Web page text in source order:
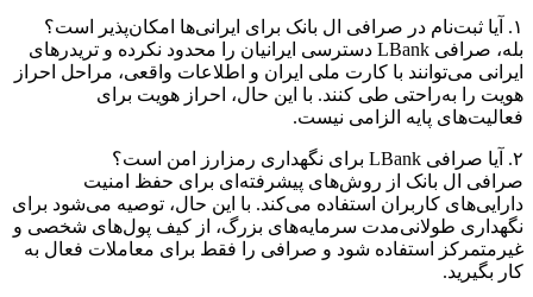
۱. آیا ثبت‌نام در صرافی ال بانک برای ایرانی‌ها امکان‌پذیر است؟
بله، صرافی LBank دسترسی ایرانیان را محدود نکرده و تریدرهای
ایرانی می‌توانند با کارت ملی ایران و اطلاعات واقعی، مراحل احراز
هویت را به‌راحتی طی کنند. با این حال، احراز هویت برای
فعالیت‌های پایه الزامی نیست.
۲. آیا صرافی LBank برای نگهداری رمزارز امن است؟
صرافی ال بانک از روش‌های پیشرفته‌ای برای حفظ امنیت
دارایی‌های کاربران استفاده می‌کند. با این حال، توصیه می‌شود برای
نگهداری طولانی‌مدت سرمایه‌های بزرگ، از کیف پول‌های شخصی و
غیرمتمرکز استفاده شود و صرافی را فقط برای معاملات فعال به
کار بگیرید.